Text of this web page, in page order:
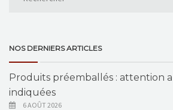
NOS DERNIERS ARTICLES
Produits préemballés : attention
indiquées
6 AOÛT 2026